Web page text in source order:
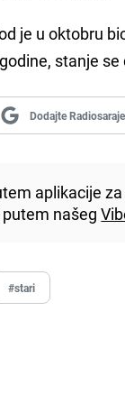
je u oktobru
stanje
Dodajte
aplikacije
putem našeg
#stari